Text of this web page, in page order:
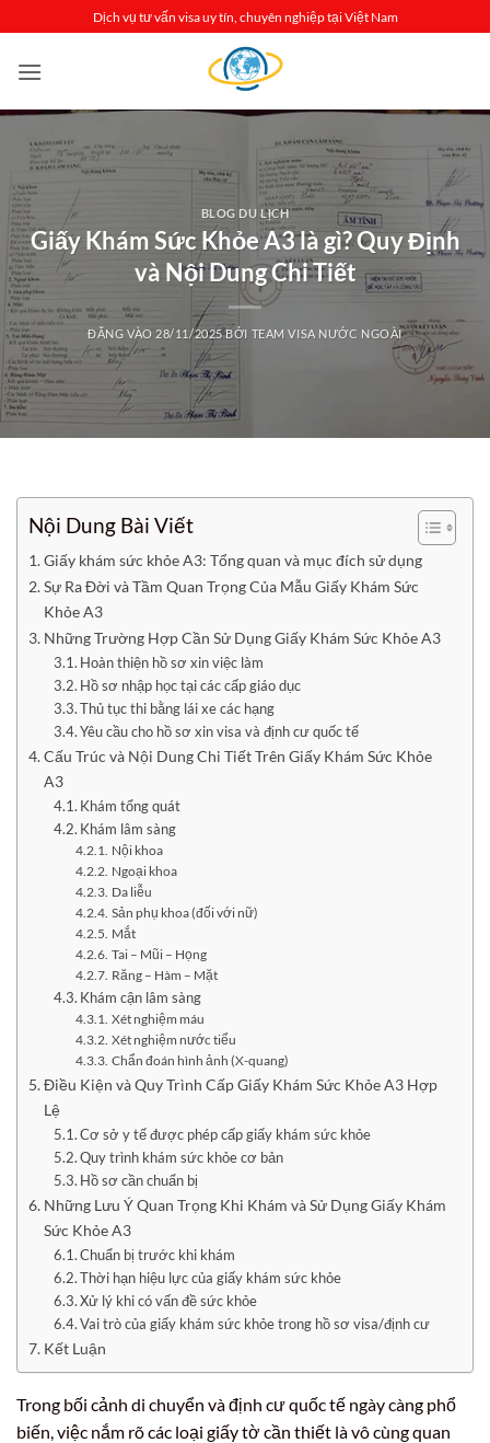
qua
nội
Dịch vụ tư vấn visa uy tín, chuyên nghiệp tại Việt Nam
BLOG DU LỊCH
Giấy Khám Sức Khỏe A3 là gì? Quy Định
và Nội Dung Chi Tiết
ĐĂNG VÀO 28/11/2025BỞI TEAM VISA NƯỚC NGOÀI
Nội Dung Bài Viết
Giấy khám sức khỏe A3: Tổng quan và mục đích sử dụng
Sự Ra Đời và Tầm Quan Trọng Của Mẫu Giấy Khám Sức
Khỏe A3
Những Trường Hợp Cần Sử Dụng Giấy Khám Sức Khỏe A3
Hoàn thiện hồ sơ xin việc làm
Hồ sơ nhập học tại các cấp giáo dục
Thủ tục thi bằng lái xe các hạng
Yêu cầu cho hồ sơ xin visa và định cư quốc tế
Cấu Trúc và Nội Dung Chi Tiết Trên Giấy Khám Sức Khỏe
A3
Khám tổng quát
Khám lâm sàng
Nội khoa
Ngoại khoa
Da liễu
Sản phụ khoa (đối với nữ)
Mắt
Tai – Mũi – Họng
Răng – Hàm – Mặt
Khám cận lâm sàng
Xét nghiệm máu
Xét nghiệm nước tiểu
Chẩn đoán hình ảnh (X-quang)
Điều Kiện và Quy Trình Cấp Giấy Khám Sức Khỏe A3 Hợp
Lệ
Cơ sở y tế được phép cấp giấy khám sức khỏe
Quy trình khám sức khỏe cơ bản
Hồ sơ cần chuẩn bị
Những Lưu Ý Quan Trọng Khi Khám và Sử Dụng Giấy Khám
Sức Khỏe A3
Chuẩn bị trước khi khám
Thời hạn hiệu lực của giấy khám sức khỏe
Xử lý khi có vấn đề sức khỏe
Vai trò của giấy khám sức khỏe trong hồ sơ visa/định cư
Kết Luận
Trong bối cảnh di chuyển và định cư quốc tế ngày càng phổ
biến, việc nắm rõ các loại giấy tờ cần thiết là vô cùng quan